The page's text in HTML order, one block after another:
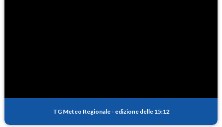
TG Meteo Regionale - edizione delle 15:12